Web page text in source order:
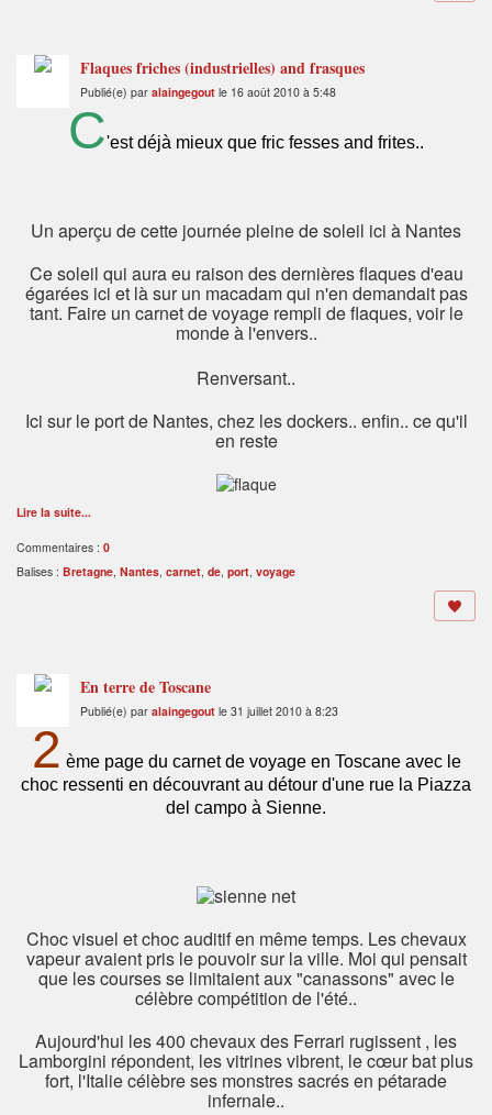
Flaques friches (industrielles) and frasques
Publié(e) par alaingegout le 16 août 2010 à 5:48
C'est déjà mieux que fric fesses and frites..
Un aperçu de cette journée pleine de soleil ici à Nantes
Ce soleil qui aura eu raison des dernières flaques d'eau
égarées ici et là sur un macadam qui n'en demandait pas
tant. Faire un carnet de voyage rempli de flaques, voir le
monde à l'envers..
Renversant..
Ici sur le port de Nantes, chez les dockers.. enfin.. ce qu'il
en reste
Lire la suite...
Commentaires : 0
Balises : Bretagne, Nantes, carnet, de, port, voyage
En terre de Toscane
Publié(e) par alaingegout le 31 juillet 2010 à 8:23
2 ème page du carnet de voyage en Toscane avec le
choc ressenti en découvrant au détour d'une rue la Piazza
del campo à Sienne.
Choc visuel et choc auditif en même temps. Les chevaux
vapeur avaient pris le pouvoir sur la ville. Moi qui pensait
que les courses se limitaient aux "canassons" avec le
célèbre compétition de l'été..
Aujourd'hui les 400 chevaux des Ferrari rugissent , les
Lamborgini répondent, les vitrines vibrent, le cœur bat plus
fort, l'Italie célèbre ses monstres sacrés en pétarade
infernale..